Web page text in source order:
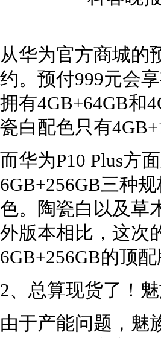
从华为官方商城的
约。预付999元会
拥有4GB+64GB和
瓷白配色只有
而华为P10 Plus方
6GB+256GB三种
色。陶瓷白以及草
外版本相比，这次
6GB+256GB的顶
2、总算现货了！
由于产能问题，魅